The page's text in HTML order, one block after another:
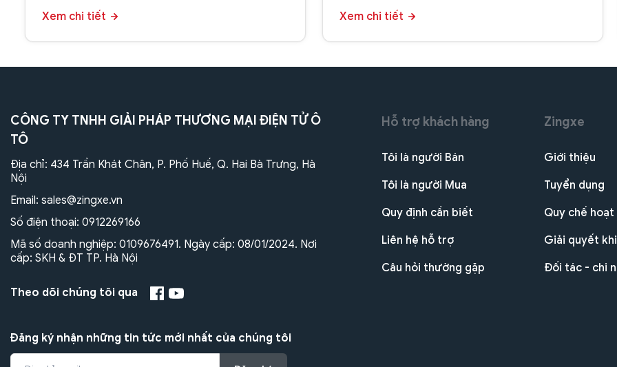
Xem chi tiết Xem chi tiết
CÔNG TY TNHH GIẢI PHÁP THƯƠNG MẠI ĐIỆN TỬ Ô
TÔ
Địa chỉ: 434 Trần Khát Chân, P. Phố Huế, Q. Hai Bà Trưng, Hà
Nội
Email: sales@zingxe.vn
Số điện thoại: 0912269166
Mã số doanh nghiệp: 0109676491. Ngày cấp: 08/01/2024. Nơi
cấp: SKH & ĐT TP. Hà Nội
Theo dõi chúng tôi qua
Đăng ký nhận những tin tức mới nhất của chúng tôi
Hỗ trợ khách hàng
Tôi là người Bán
Tôi là người Mua
Quy định cần biết
Liên hệ hỗ trợ
Câu hỏi thường gặp
Zingxe
Giới thiệu
Tuyển dụng
Quy chế
Giải quyết
Đối tác - chi